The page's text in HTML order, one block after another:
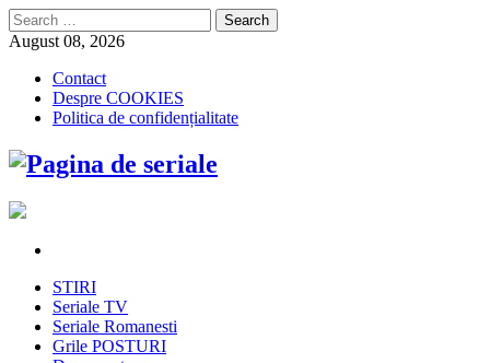
Search
for:
August 08, 2026
Contact
Despre COOKIES
Politica de confidențialitate
STIRI
Seriale TV
Seriale Romanesti
Grile POSTURI